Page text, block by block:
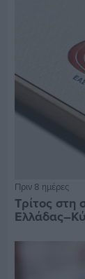
Πριν 8 ημέρες
Τρίτος στη